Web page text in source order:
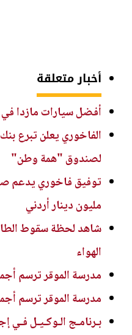
أخبار متعلقة
أفضل سيارات مازدا في
الفاخوري يعلن تبرع
لصندوق "همة وطن"
توفيق فاخوري يدعم
مليون دينار أردني
شاهد لحظة سقوط
الهواء
مدرسة الموقر ترسم
مدرسة الموقر ترسم
بـرنامـج الـوكـيـل فـي